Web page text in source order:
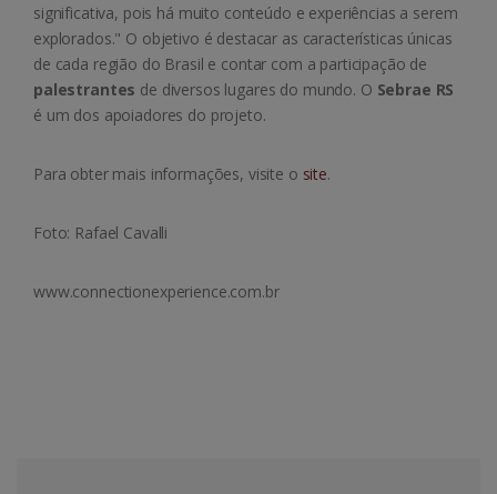
significativa, pois há muito conteúdo e experiências a serem
explorados." O objetivo é destacar as características únicas
de cada região do Brasil e contar com a participação de
palestrantes de diversos lugares do mundo. O Sebrae RS
é um dos apoiadores do projeto.
Para obter mais informações, visite o site.
Foto: Rafael Cavalli
www.connectionexperience.com.br